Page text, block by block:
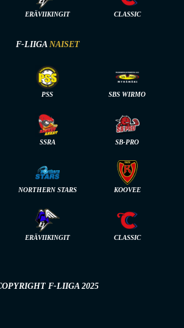
ERÄVIIKINGIT CLASSIC
F-LIIGA NAISET
PSS SBS WIRMO
SSRA SB-PRO
NORTHERN STARS KOOVEE
ERÄVIIKINGIT CLASSIC
F-LIIGA 2025